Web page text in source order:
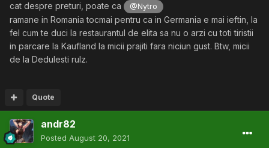
cat despre preturi, poate ca @Nytro
ramane in Romania tocmai pentru ca in Germania e mai ieftin, la
fel cum te duci la restaurantul de elita sa nu o arzi cu toti tiristii
in parcare la Kaufland la micii prajiti fara niciun gust. Btw, micii
de la Dedulesti rulz.
Quote
andr82
Posted August 20, 2021